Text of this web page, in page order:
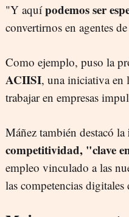
"Y aquípodemos ser
convertirnos en agentes
Como ejemplo, puso la
ACIISI, una iniciativa en
trabajar en empresas
Máñez también destacó la
competitividad, "clave
empleo vinculado a las
las competencias